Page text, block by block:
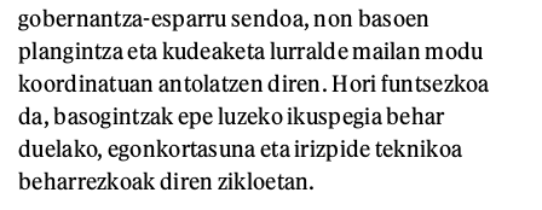
gobernantza-esparru sendoa, non basoen
plangintza eta kudeaketa lurralde mailan modu
koordinatuan antolatzen diren. Hori funtsezkoa
da, basogintzak epe luzeko ikuspegia behar
duelako, egonkortasuna eta irizpide teknikoa
beharrezkoak diren zikloetan.